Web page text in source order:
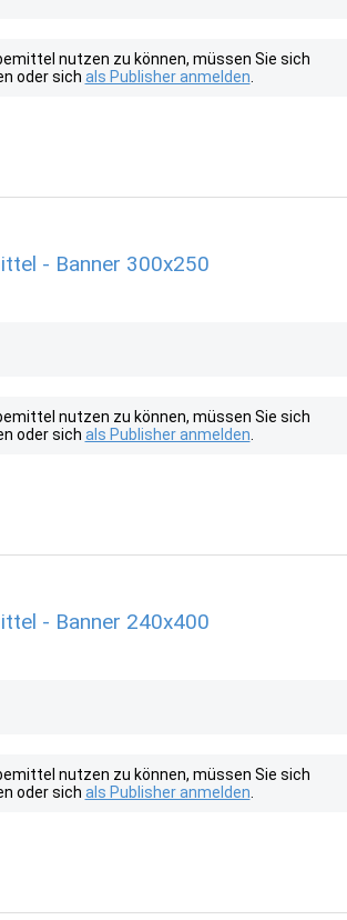
nutzen zu können, müssen Sie sich
oder sich als Publisher anmelden
- Banner 300x250
nutzen zu können, müssen Sie sich
oder sich als Publisher anmelden
- Banner 240x400
nutzen zu können, müssen Sie sich
oder sich als Publisher anmelden